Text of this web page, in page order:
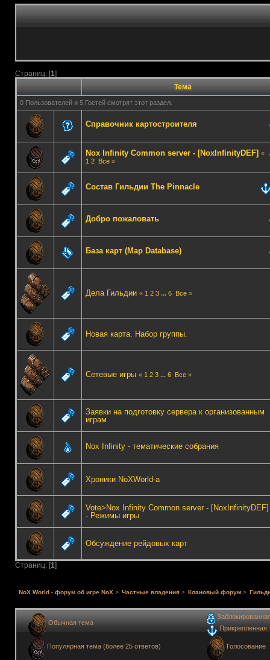
Страниц: [1]
Тема
0 Пользователей и 5 Гостей смотрят этот раздел.
Справочник картостроителя
Nox Infinity Common server - [NoxInfinityDEF] «
1 2 Все»
Состав Гильдии The Pinnacle
Добро пожаловать
База карт (Map Database)
Дела Гильдии « 1 2 3 ... 6 Все»
Новая карта. Набор группы.
Сетевые игры « 1 2 3 ... 6 Все»
Заявки на подготовку сервера к организованным
играм
Nox Infinity - тематические собрания
Хроники NoXWorld-а
Vote>Nox Infinity Common server - [NoxInfinityDEF]
- Режимы игры
Обсуждение рейдовых карт
Страниц: [1]
NoX World - форум об игре NoX> Частные владения > Клановый форум >
Обычная тема
Популярная тема (более 25 ответов)
Прикрепленная
Голосование